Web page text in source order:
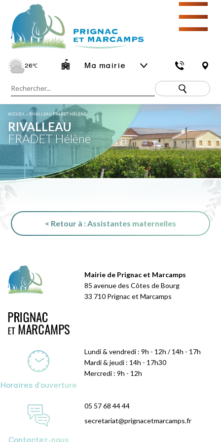
26℃ Ma mairie
☰
ACCUEIL » RIVALLEAU FRADET HÉLÈNE
RIVALLEAU
FRADET Hélène
< Retour à : Assistantes maternelles
Mairie de Prignac et Marcamps
85 avenue des Côtes de Bourg
33 710 Prignac et Marcamps
Horaires d'ouverture
Lundi & vendredi : 9h - 12h / 14h - 17h
Mardi & jeudi : 14h - 17h30
Mercredi : 9h - 12h
05 57 68 44 44
secretariat@prignacetmarcamps.fr